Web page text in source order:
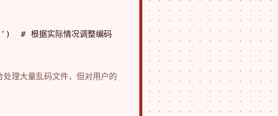
# 根据实际情况调整编码
理大量乱码文件，但对用户的